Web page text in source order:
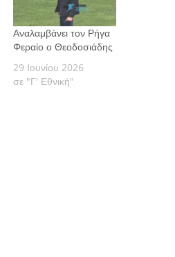
Αναλαμβάνει τον Ρήγα
Φεραίο ο Θεοδοσιάδης
29 Ιουνίου 2026
σε "Γ' Εθνική"